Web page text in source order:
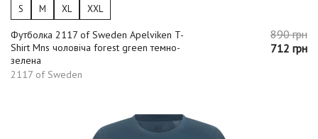
S M XL XXL
Футболка 2117 of Sweden Apelviken T-
Shirt Mns чоловіча forest green темно-
зелена
2117 of Sweden
890 грн
712 грн